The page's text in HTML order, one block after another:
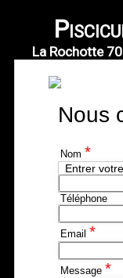
La Rochotte
Nous
Nom *
Entrer
Téléphone
Email *
Message *